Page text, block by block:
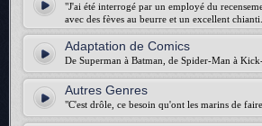
"J'ai été interrogé par un employé du
avec des fèves au beurre et un excellent
Adaptation de Comics
De Superman à Batman, de Spider-Man à Kick-
Autres Genres
"C'est drôle, ce besoin qu'ont les marins de